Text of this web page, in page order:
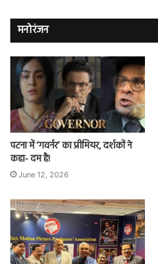
मनोरंजन
पटना में ‘गवर्नर’ का प्रीमियर, दर्शकों ने
कहा- दम है!
June 12, 2026